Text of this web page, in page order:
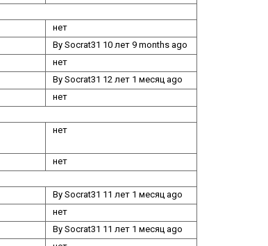
нет
By Socrat31 10 лет 9 months ago
нет
By Socrat31 12 лет 1 месяц ago
нет
нет
нет
By Socrat31 11 лет 1 месяц ago
нет
By Socrat31 11 лет 1 месяц ago